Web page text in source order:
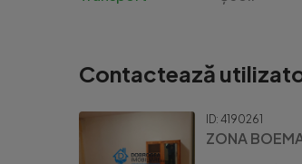
Contactează
ID: 4190261
ZONA